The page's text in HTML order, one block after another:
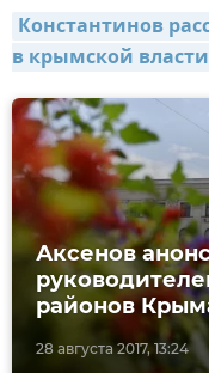
Константинов
в крымской
28 августа 2017, 13:24
Аксенов
районов